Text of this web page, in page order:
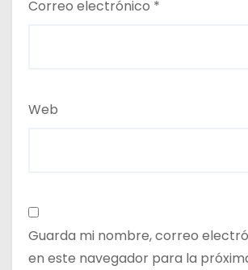
Correo electrónico *
Web
Guarda mi nombre, correo
en este navegador para la